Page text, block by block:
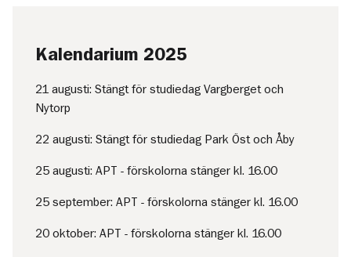
Kalendarium 2025
21 augusti: Stängt för studiedag Vargberget och
Nytorp
22 augusti: Stängt för studiedag Park Öst och Åby
25 augusti: APT - förskolorna stänger kl. 16.00
25 september: APT - förskolorna stänger kl. 16.00
20 oktober: APT - förskolorna stänger kl. 16.00